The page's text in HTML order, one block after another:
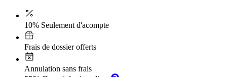
10% Seulement d'acompte
Frais de dossier offerts
Annulation sans frais